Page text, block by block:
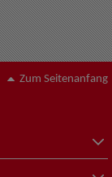
Zum Seitenanfang